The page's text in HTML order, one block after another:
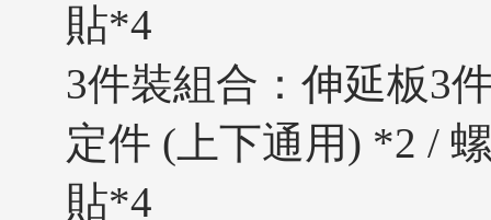
貼*4
3件裝組合：伸延板3
定件 (上下通用) *2 /
貼*4